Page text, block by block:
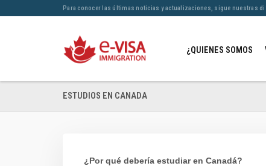
Para conocer las últimas noticias y actualizaciones, sigue nuestras
¿QUIENES SOMOS
ESTUDIOS EN CANADA
¿Por qué debería estudiar en Canadá?